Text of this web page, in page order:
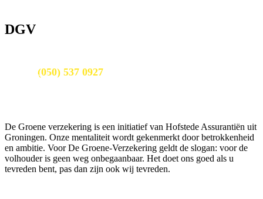
DGV
(050) 537 0927
uit 31 beoordelingen
De Groene verzekering is een initiatief van Hofstede Assurantiën uit
Groningen. Onze mentaliteit wordt gekenmerkt door betrokkenheid
en ambitie. Voor De Groene-Verzekering geldt de slogan: voor de
volhouder is geen weg onbegaanbaar. Het doet ons goed als u
tevreden bent, pas dan zijn ook wij tevreden.